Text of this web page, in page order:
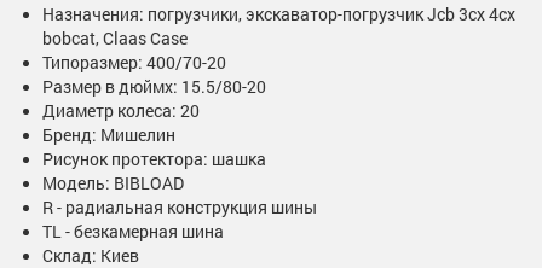
Назначения: погрузчики, экскаватор-погрузчик Jcb 3сх 4сх
bobcat, Claas Case
Типоразмер: 400/70-20
Размер в дюймх: 15.5/80-20
Диаметр колеса: 20
Бренд: Мишелин
Рисунок протектора: шашка
Модель: BIBLOAD
R - радиальная конструкция шины
TL - безкамерная шина
Склад: Киев